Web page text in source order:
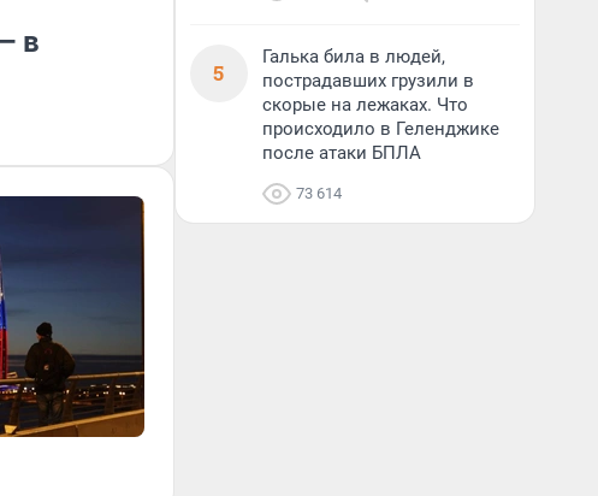
в
5
Галька била в людей,
пострадавших грузили в
скорые на лежаках. Что
происходило в Геленджике
после атаки БПЛА
73 614